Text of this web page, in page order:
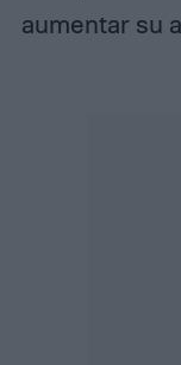
aumentar su